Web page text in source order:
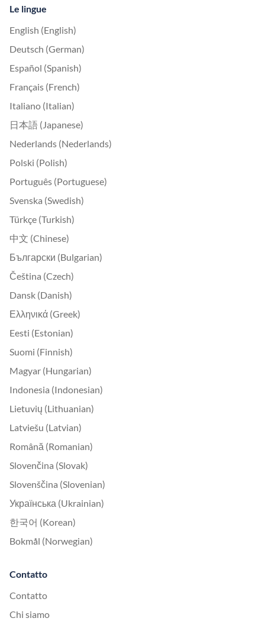
Le lingue
English (English)
Deutsch (German)
Español (Spanish)
Français (French)
Italiano (Italian)
日本語 (Japanese)
Nederlands (Nederlands)
Polski (Polish)
Português (Portuguese)
Svenska (Swedish)
Türkçe (Turkish)
中文 (Chinese)
Български (Bulgarian)
Čeština (Czech)
Dansk (Danish)
Ελληνικά (Greek)
Eesti (Estonian)
Suomi (Finnish)
Magyar (Hungarian)
Indonesia (Indonesian)
Lietuvių (Lithuanian)
Latviešu (Latvian)
Română (Romanian)
Slovenčina (Slovak)
Slovenščina (Slovenian)
Українська (Ukrainian)
한국어 (Korean)
Bokmål (Norwegian)
Contatto
Contatto
Chi siamo